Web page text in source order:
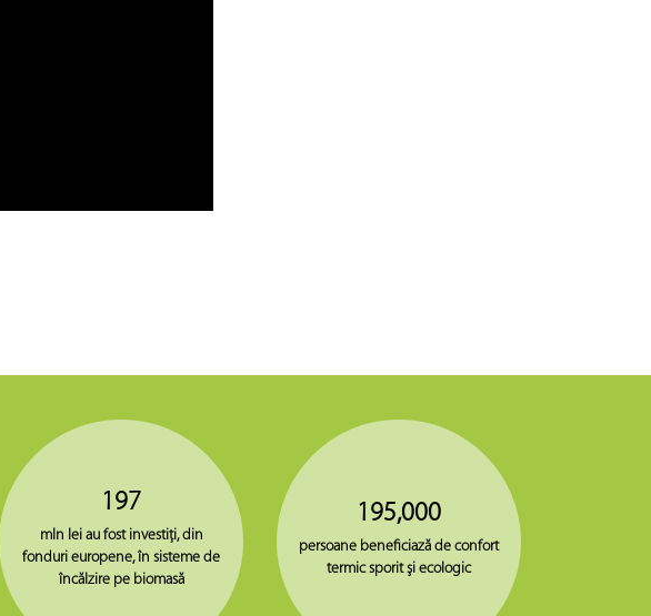
197
mln lei au fost investiţi, din
fonduri europene, în sisteme de
încălzire pe biomasă
195,000
persoane beneficiază de confort
termic sporit şi ecologic